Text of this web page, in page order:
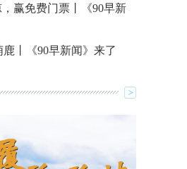
赢免费门票丨《90早新
丨《90早新闻》来了